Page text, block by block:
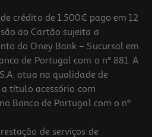
crédito de 1.500€ pago em 12
ao Cartão sujeita a
do Oney Bank – Sucursal em
de Portugal com o nº 881. A
atua na qualidade de
título acessório com
Banco de Portugal com o nº
de serviços de